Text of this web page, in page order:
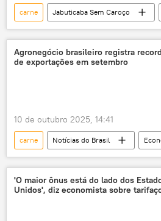
carne Jabuticaba Sem Caroço
Brasil
Rio de Janeiro
meio ambiente
podcast
merendas
proibição
Agronegócio brasileiro registra
de exportações em setembro
10 de outubro 2025, 14:41
carne Notícias do Brasil
Carlos Fávaro
Brasil
ApexBrasil
MRE
Agronegócio
gado
'O maior ônus está do lado dos
Unidos', diz economista sobre